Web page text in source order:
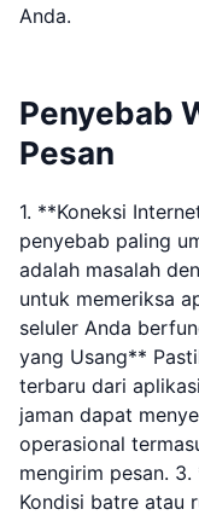
Anda.
Penyebab
Pesan
1. **Koneksi
penyebab paling
adalah masalah
untuk memeriksa
seluler Anda
yang Usang**
terbaru dari
jaman dapat
operasional
mengirim pesan.
Kondisi batre atau